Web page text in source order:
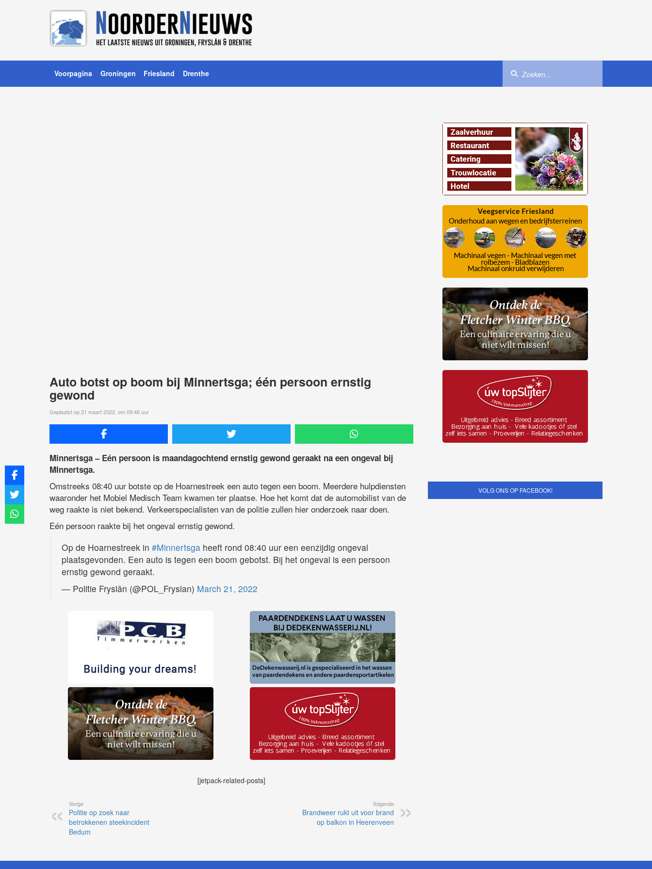
Voorpagina Groningen Friesland Drenthe
Auto botst op boom bij Minnertsga; één persoon ernstig
gewond
Geplaatst op 21 maart 2022, om 09:46 uur
Minnertsga – Eén persoon is maandagochtend ernstig gewond geraakt na een ongeval bij
MInnertsga.
Omstreeks 08:40 uur botste op de Hoarnestreek een auto tegen een boom. Meerdere hulpdiensten
waaronder het Mobiel Medisch Team kwamen ter plaatse. Hoe het komt dat de automobilist van de
weg raakte is niet bekend. Verkeerspecialisten van de politie zullen hier onderzoek naar doen.
Eén persoon raakte bij het ongeval ernstig gewond.
Op de Hoarnestreek in #Minnertsga heeft rond 08:40 uur een eenzijdig ongeval
plaatsgevonden. Een auto is tegen een boom gebotst. Bij het ongeval is een persoon
ernstig gewond geraakt.
— Politie Fryslân (@POL_Fryslan) March 21, 2022
[jetpack-related-posts]
Vorige
Politie op zoek naar
betrokkenen steekincident
Bedum
Volgende
Brandweer rukt uit voor brand
op balkon in Heerenveen
VOLG ONS OP FACEBOOK!